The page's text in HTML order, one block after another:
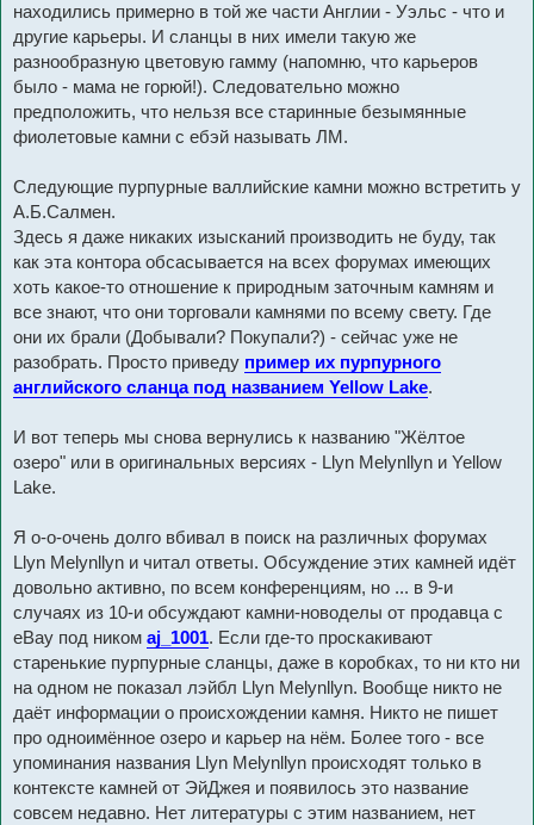
находились примерно в той же части Англии - Уэльс - что и
другие карьеры. И сланцы в них имели такую же
разнообразную цветовую гамму (напомню, что карьеров
было - мама не горюй!). Следовательно можно
предположить, что нельзя все старинные безымянные
фиолетовые камни с ебэй называть ЛМ.
Следующие пурпурные валлийские камни можно встретить у
А.Б.Салмен.
Здесь я даже никаких изысканий производить не буду, так
как эта контора обсасывается на всех форумах имеющих
хоть какое-то отношение к природным заточным камням и
все знают, что они торговали камнями по всему свету. Где
они их брали (Добывали? Покупали?) - сейчас уже не
разобрать. Просто приведу пример их пурпурного
английского сланца под названием Yellow Lake.
И вот теперь мы снова вернулись к названию "Жёлтое
озеро" или в оригинальных версиях - Llyn Melynllyn и Yellow
Lake.
Я о-о-очень долго вбивал в поиск на различных форумах
Llyn Melynllyn и читал ответы. Обсуждение этих камней идёт
довольно активно, по всем конференциям, но ... в 9-и
случаях из 10-и обсуждают камни-новоделы от продавца с
eBay под ником aj_1001. Если где-то проскакивают
старенькие пурпурные сланцы, даже в коробках, то ни кто ни
на одном не показал лэйбл Llyn Melynllyn. Вообще никто не
даёт информации о происхождении камня. Никто не пишет
про одноимённое озеро и карьер на нём. Более того - все
упоминания названия Llyn Melynllyn происходят только в
контексте камней от ЭйДжея и появилось это название
совсем недавно. Нет литературы с этим названием, нет